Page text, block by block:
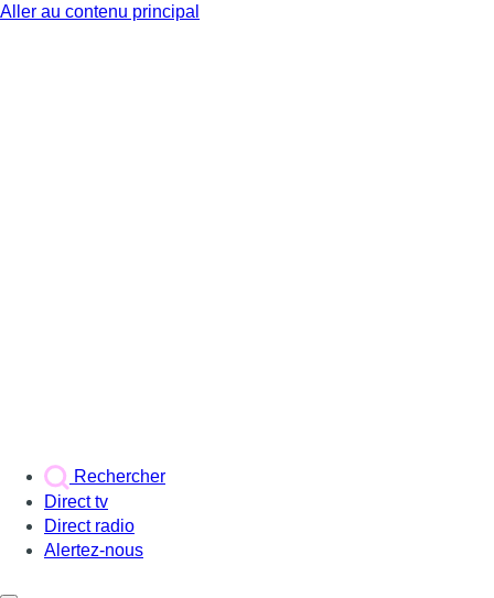
Aller au contenu principal
Rechercher
Direct tv
Direct radio
Alertez-nous